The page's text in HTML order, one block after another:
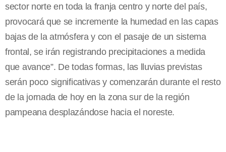
sector norte en toda la franja centro y norte del país,
provocará que se incremente la humedad en las capas
bajas de la atmósfera y con el pasaje de un sistema
frontal, se irán registrando precipitaciones a medida
que avance”. De todas formas, las lluvias previstas
serán poco significativas y comenzarán durante el resto
de la jornada de hoy en la zona sur de la región
pampeana desplazándose hacia el noreste.